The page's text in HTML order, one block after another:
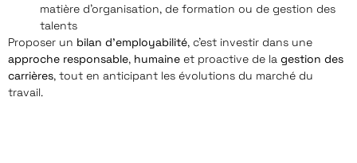
matière d’organisation, de formation ou de gestion des
talents
Proposer un bilan d’employabilité, c’est investir dans une
approche responsable, humaine et proactive de la gestion des
carrières, tout en anticipant les évolutions du marché du
travail.